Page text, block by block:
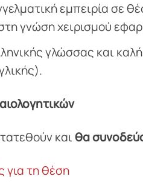
εμπειρία σε
γνώση χειρισμού
γλώσσας και
καιθα
για τη θέση